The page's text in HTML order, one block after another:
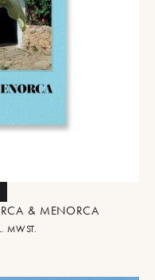
& MENORCA
MWST.